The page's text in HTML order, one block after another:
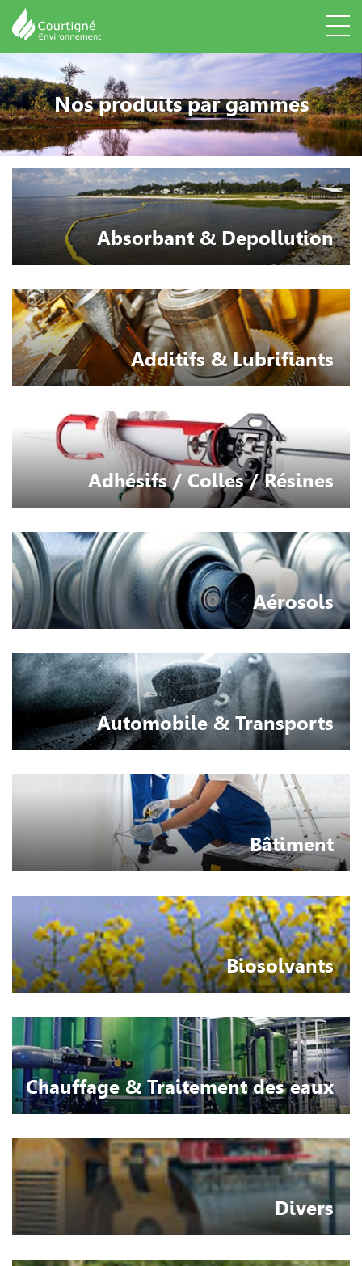
Nos produits par gammes
Absorbant & Depollution
Additifs & Lubrifiants
Adhésifs / Colles / Résines
Aérosols
Automobile & Transports
Bâtiment
Biosolvants
Chauffage & Traitement des eaux
Divers